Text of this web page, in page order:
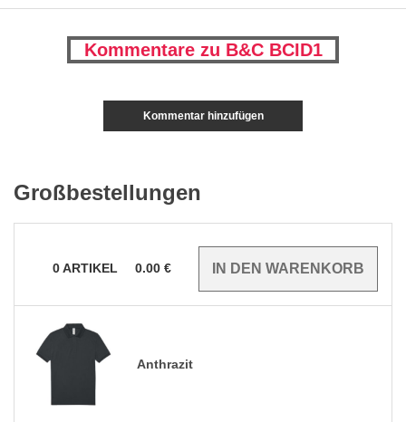
Kommentare zu B&C BCID1
Kommentar hinzufügen
Großbestellungen
0ARTIKEL 0.00 €
Anthrazit